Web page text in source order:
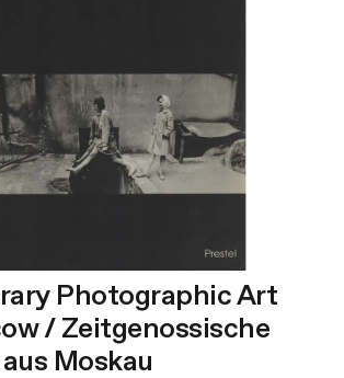
Photographic Art
/ Zeitgenossische
Moskau